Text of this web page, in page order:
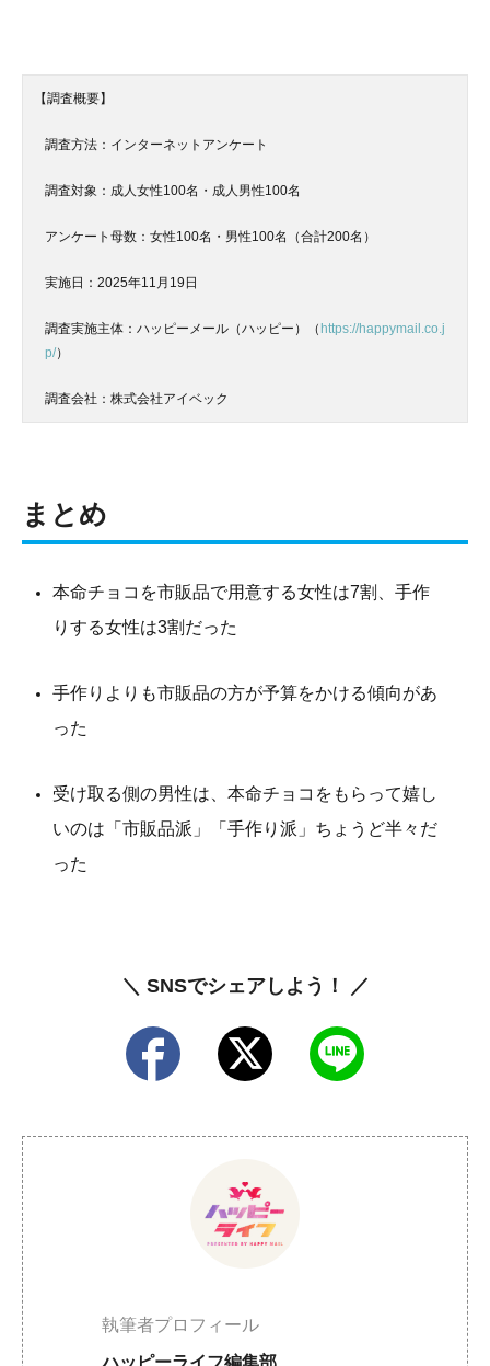
【調査概要】
調査方法：インターネットアンケート
調査対象： 成人女性100名・成人男性100名
アンケート母数： 女性100名・男性100名（合計200名）
実施日：2025年11月19日
調査実施主体：ハッピーメール（ハッピー）（ https://happymail.co.j
p/）
調査会社：株式会社アイベック
まとめ
本命チョコを市販品で用意する女性は7割、手作
りする女性は3割だった
手作りよりも市販品の方が予算をかける傾向があ
った
受け取る側の男性は、本命チョコをもらって嬉し
いのは「市販品派」「手作り派」ちょうど半々だ
った
＼ SNSでシェアしよう！ ／
執筆者プロフィール